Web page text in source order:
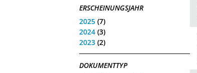
ERSCHEINUNGSJAHR
2025 (7)
2024 (3)
2023 (2)
DOKUMENTTYP